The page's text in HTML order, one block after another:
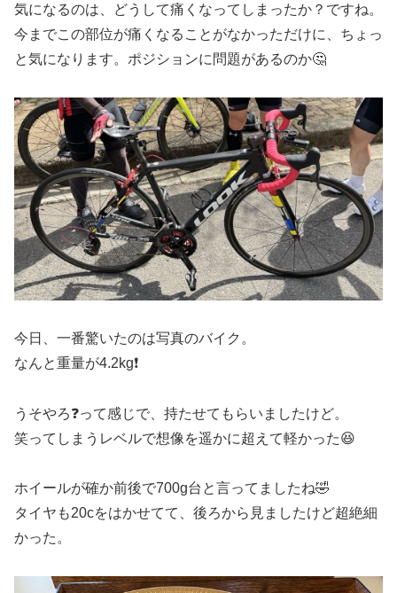
気になるのは、どうして痛くなってしまったか？ですね。
今までこの部位が痛くなることがなかっただけに、ちょっ
と気になります。ポジションに問題があるのか🤔
今日、一番驚いたのは写真のバイク。
なんと重量が4.2kg❗️
うそやろ❓って感じで、持たせてもらいましたけど。
笑ってしまうレベルで想像を遥かに超えて軽かった😆
ホイールが確か前後で700g台と言ってましたね🤣
タイヤも20cをはかせてて、後ろから見ましたけど超絶細
かった。